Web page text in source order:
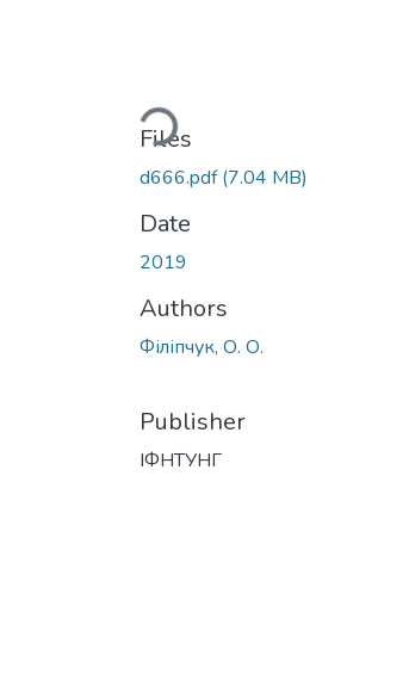
Loading...
Files
d666.pdf(7.04 MB)
Date
2019
Authors
Філіпчук, О. О.
Publisher
ІФНТУНГ